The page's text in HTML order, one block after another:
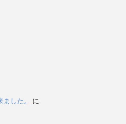
した。
に